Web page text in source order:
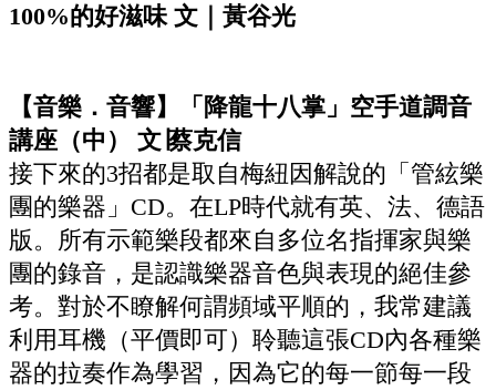
100%的好滋味 文｜黃谷光
【音樂．音響】「降龍十八掌」空手道調音
講座（中） 文∣蔡克信
接下來的3招都是取自梅紐因解說的「管絃樂
團的樂器」CD。在LP時代就有英、法、德語
版。所有示範樂段都來自多位名指揮家與樂
團的錄音，是認識樂器音色與表現的絕佳參
考。對於不瞭解何謂頻域平順的，我常建議
利用耳機（平價即可）聆聽這張CD內各種樂
器的拉奏作為學習，因為它的每一節每一段